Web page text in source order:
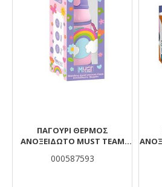
ΠΑΓΟΎΡΙ ΘΕΡΜΌΣ
ΑΝΟΞΕΊΔΩΤΟ MUST TEAM
ΙΣΟΘΕΡΜΙΚΉ ΘΉΚΗ
000587593